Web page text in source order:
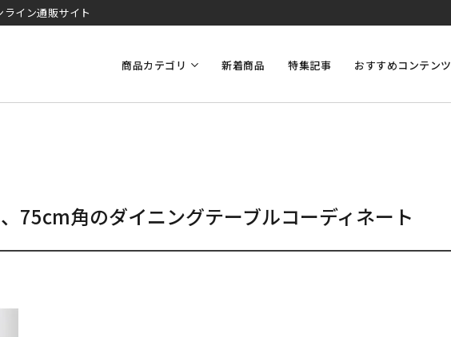
イン通販サイト
商品カテゴリ 新着商品 特集記事 おすすめコンテンツ
75cm角のダイニングテーブルコーディネート